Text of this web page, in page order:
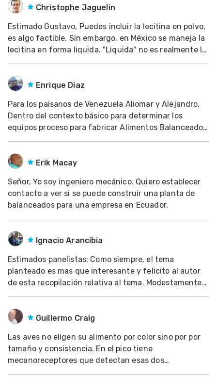
Christophe Jaguelin
Estimado Gustavo, Puedes incluir la lecitina en polvo,
es algo factible. Sin embargo, en México se maneja la
lecitina en forma liquida. "Liquida" no es realmente la
palabra más adecuada, la presentación de la lecitina
incluir en mezcladora o en e
Enrique Diaz
Para los paisanos de Venezuela Aliomar y Alejandro,
Dentro del contexto básico para determinar los
equipos proceso para fabricar Alimentos Balanceados
para monogástricos, debo manifestarles que
a saber, entre los cuales les puedo mencionar molino
Erik Macay
Señor, Yo soy ingeniero mecánico. Quiero establecer
contacto a ver si se puede construir una planta de
balanceados para una empresa en Ecuador.
Ignacio Arancibia
Estimados panelistas: Como siempre, el tema
planteado es mas que interesante y felicito al autor
de esta recopilación relativa al tema. Modestamente
agregaré algunos comentarios productos también de
principio de funcionamiento y la concepción mecá
Guillermo Craig
Las aves no eligen su alimento por color sino por por
tamaño y consistencia. En el pico tiene
mecanoreceptores que detectan esas dos
características y seleccionan las partículas de